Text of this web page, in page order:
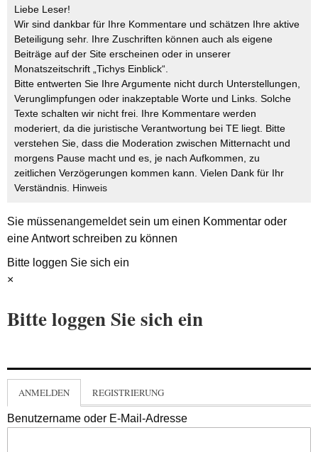
Liebe Leser!
Wir sind dankbar für Ihre Kommentare und schätzen Ihre aktive
Beteiligung sehr. Ihre Zuschriften können auch als eigene
Beiträge auf der Site erscheinen oder in unserer
Monatszeitschrift „Tichys Einblick“.
Bitte entwerten Sie Ihre Argumente nicht durch Unterstellungen,
Verunglimpfungen oder inakzeptable Worte und Links. Solche
Texte schalten wir nicht frei. Ihre Kommentare werden
moderiert, da die juristische Verantwortung bei TE liegt. Bitte
verstehen Sie, dass die Moderation zwischen Mitternacht und
morgens Pause macht und es, je nach Aufkommen, zu
zeitlichen Verzögerungen kommen kann. Vielen Dank für Ihr
Verständnis. Hinweis
Sie müssenangemeldetsein um einen Kommentar oder
eine Antwort schreiben zu können
Bitte loggen Sie sich ein
×
Bitte loggen Sie sich ein
ANMELDEN REGISTRIERUNG
Benutzername oder E-Mail-Adresse